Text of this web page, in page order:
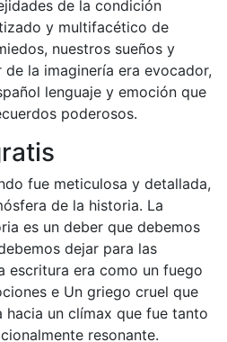
de la condición
y multifacético de
nuestros sueños y
la imaginería era evocador,
lenguaje y emoción que
poderosos.
fue meticulosa y detallada,
de la historia. La
es un deber que debemos
dejar para las
escritura era como un fuego
e Un griego cruel que
hacia un clímax que fue tanto
resonante.